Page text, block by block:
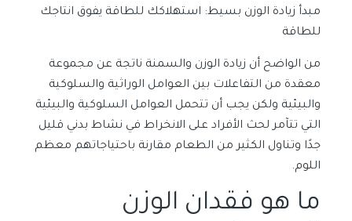
مبدأ زيادة الوزن بسيط: استهلاكك للطاقة يفوق انتاجك
للطاقة
من الواضح أن زيادة الوزن والسمنة ناتجة عن مجموعة
معقدة من التفاعلات بين العوامل الوراثية والسلوكية
والبيئية ولكن يجب أن تتحمل العوامل السلوكية والبيئية
التي تتآمر لحث الأفراد على الانخراط في نشاط بدني قليل
جدًا وتناول الكثير من الطعام مقارنة باحتياجاتهم معظم
اللوم.
ما هو فقدان الوزن